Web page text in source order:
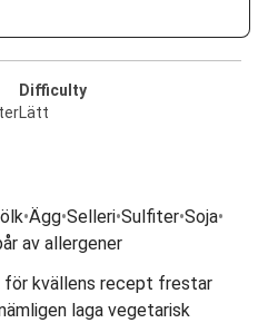
Difficulty
Lätt
•Ägg•Selleri•Sulfiter•Soja•
av allergener
för kvällens recept frestar
laga vegetarisk